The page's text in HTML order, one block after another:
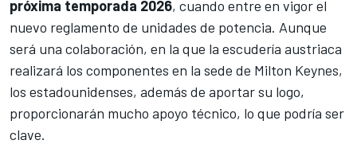
próxima temporada 2026, cuando entre en vigor el
nuevo reglamento de unidades de potencia. Aunque
será una colaboración, en la que la escudería austriaca
realizará los componentes en la sede de Milton Keynes,
los estadounidenses, además de aportar su logo,
proporcionarán mucho apoyo técnico, lo que podría ser
clave.